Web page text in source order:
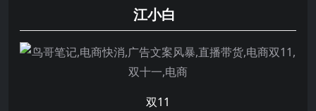
江小白
双11